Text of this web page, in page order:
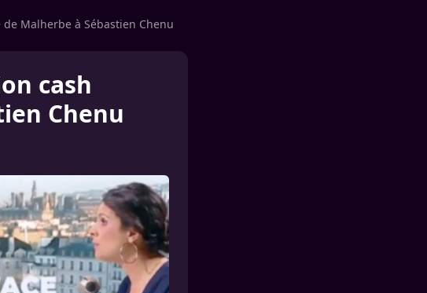
de Malherbe à Sébastien Chenu
cash
Chenu